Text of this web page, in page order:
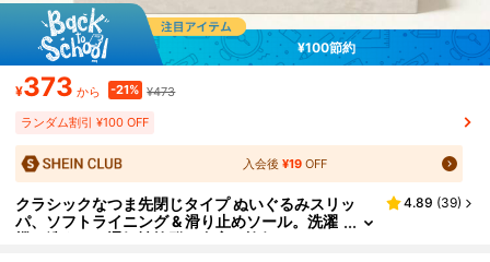
¥100節約
¥373 から -21% ¥473
ランダム割引 ¥100 OFF
入会後¥19 OFF
クラシックなつま先閉じタイプ ぬいぐるみスリッ
パ、ソフトライニング & 滑り止めソール。洗濯
機で洗える、通気性抜群、自宅、旅行、ジムに
4.89 (39)